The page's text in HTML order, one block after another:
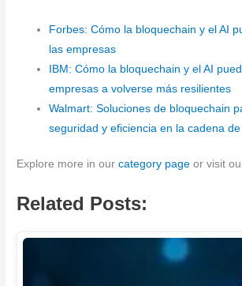
Forbes: Cómo la bloquechain y el AI
las empresas
IBM: Cómo la bloquechain y el AI
empresas a volverse más resilientes
Walmart: Soluciones de bloquechain
seguridad y eficiencia en la cadena
Explore more in ourcategory page or visit
Related Posts: